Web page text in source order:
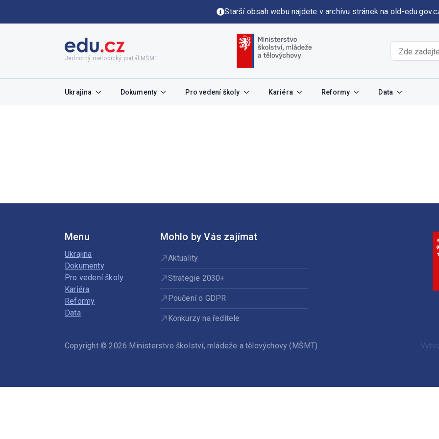
Starší obsah webu najdete v archivu stránek na old-
Jednotný metodický portál MŠMT
Ukrajina Dokumenty Pro vedení školy Kariéra Reformy Data
Menu
Ukrajina
Dokumenty
Pro vedení školy
Kariéra
Reformy
Data
Mohlo by Vás zajímat
Aktuality
Strategie 2030+
Poučení o GDPR
Konkurzy na ředitele
Copyright © 2026 Ministerstvo školství, mládeže a tělovýchovy (MŠMT).